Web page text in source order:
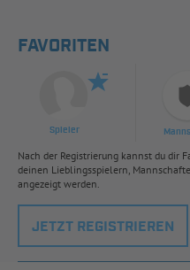
FAVORITEN
Spieler
Nach der Registrierung kannst du dir
deinen Lieblingsspielern,
angezeigt werden.
JETZT REGISTRIEREN